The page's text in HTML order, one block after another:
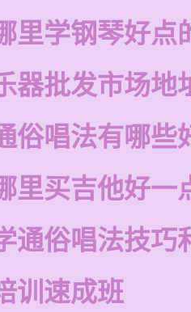
里学钢琴好点
器批发市场地
俗唱法有哪些
里买吉他好一
通俗唱法技巧
训速成班